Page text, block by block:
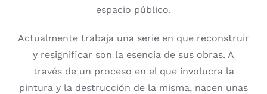
espacio público.
Actualmente trabaja una serie en que reconstruir
y resignificar son la esencia de sus obras. A
través de un proceso en el que involucra la
pintura y la destrucción de la misma, nacen unas